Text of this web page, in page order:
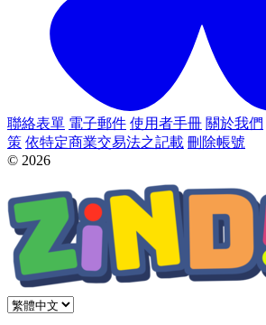
聯絡表單 電子郵件 使用者手冊 關於我們
策 依特定商業交易法之記載 刪除帳號
© 2026